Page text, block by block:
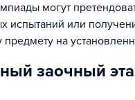
могут
испытаний или
на
заочный